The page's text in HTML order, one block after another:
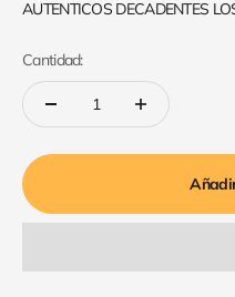
AUTENTICOS DECADENTES
Cantidad: